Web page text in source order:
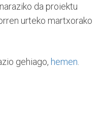
da proiektu
urteko martxorako
gehiago, hemen